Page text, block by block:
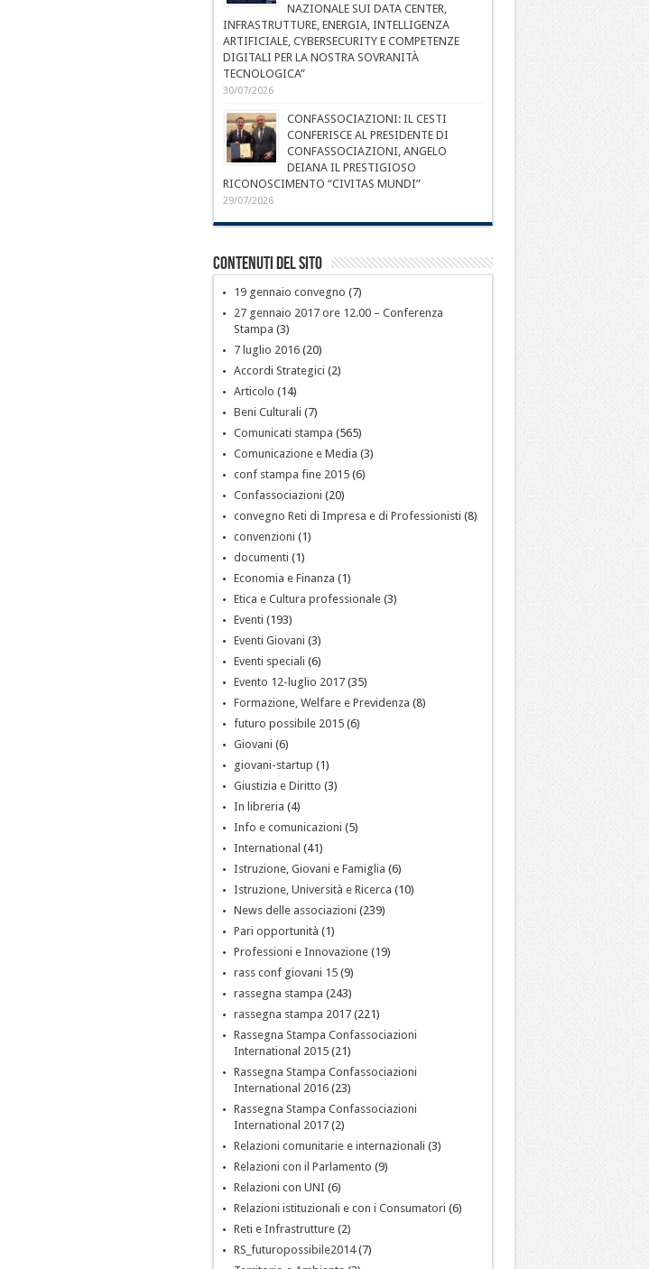
NAZIONALE SUI DATA CENTER,
INFRASTRUTTURE, ENERGIA, INTELLIGENZA
ARTIFICIALE, CYBERSECURITY E COMPETENZE
DIGITALI PER LA NOSTRA SOVRANITÀ
TECNOLOGICA”
30/07/2026
CONFASSOCIAZIONI: IL CESTI
CONFERISCE AL PRESIDENTE DI
CONFASSOCIAZIONI, ANGELO
DEIANA IL PRESTIGIOSO
RICONOSCIMENTO “CIVITAS MUNDI”
29/07/2026
Contenuti del sito
19 gennaio convegno (7)
27 gennaio 2017 ore 12.00 – Conferenza
Stampa (3)
7 luglio 2016(20)
Accordi Strategici (2)
Articolo (14)
Beni Culturali (7)
Comunicati stampa (565)
Comunicazione e Media (3)
conf stampa fine 2015(6)
Confassociazioni (20)
convegno Reti di Impresa e di Professionisti (8)
convenzioni (1)
documenti (1)
Economia e Finanza (1)
Etica e Cultura professionale(3)
Eventi (193)
Eventi Giovani (3)
Eventi speciali (6)
Evento 12-luglio 2017(35)
Formazione, Welfare e Previdenza (8)
futuro possibile 2015(6)
Giovani (6)
giovani-startup (1)
Giustizia e Diritto (3)
In libreria (4)
Info e comunicazioni (5)
International (41)
Istruzione, Giovani e Famiglia (6)
Istruzione, Università e Ricerca (10)
News delle associazioni (239)
Pari opportunità (1)
Professioni e Innovazione(19)
rass conf giovani 15(9)
rassegna stampa (243)
rassegna stampa 2017(221)
Rassegna Stampa Confassociazioni
International 2015(21)
Rassegna Stampa Confassociazioni
International 2016(23)
Rassegna Stampa Confassociazioni
International 2017(2)
Relazioni comunitarie e internazionali (3)
Relazioni con il Parlamento (9)
Relazioni con UNI (6)
Relazioni istituzionali e con i Consumatori (6)
Reti e Infrastrutture(2)
RS_futuropossibile2014(7)